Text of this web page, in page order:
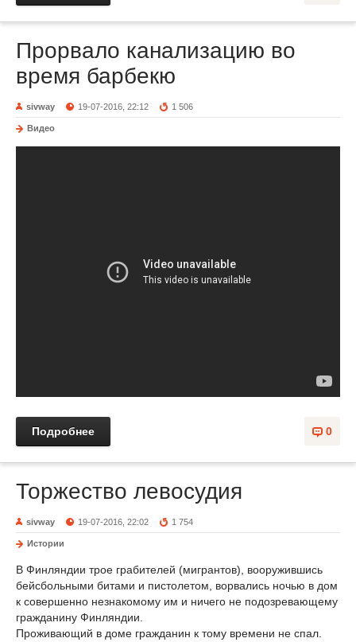
Прорвало канализацию во
время барбекю
sivway 19-07-2016, 22:12 1 506
Видео
0
Подробнее
Торжество левосудия
sivway 19-07-2016, 22:02 1 754
Истории
В Финляндии трое грабителей (мигрантов), вооружившись
бейсбольными битами и пистолетом, ворвались ночью в дом
к совершенно незнакомому им и ничего не подозревающему
гражданину Финляндии.
Проживающий в доме гражданин к тому времени не спал.